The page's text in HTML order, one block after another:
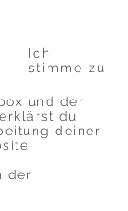
Ich
stimme zu
und der
du
deiner
der